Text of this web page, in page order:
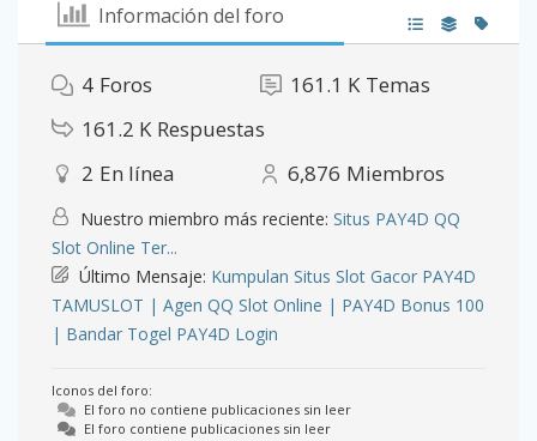
Información del foro
4 Foros 161.1 K Temas
161.2 K Respuestas
2 En línea 6,876 Miembros
Nuestro miembro más reciente: Situs PAY4D QQ
Slot Online Ter...
Último Mensaje: Kumpulan Situs Slot Gacor PAY4D
TAMUSLOT | Agen QQ Slot Online | PAY4D Bonus 100
| Bandar Togel PAY4D Login
Iconos del foro:
El foro no contiene publicaciones sin leer
El foro contiene publicaciones sin leer